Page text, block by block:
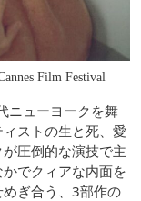
Film Festival
ニューヨークを舞
ストの生と死、愛
圧倒的な演技で主
でクィアな内面を
ぎ合う、3部作の